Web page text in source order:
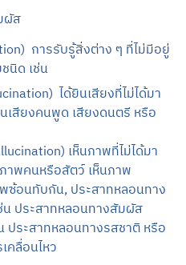
ผัส
การรับรู้สิ่งต่าง ๆ ที่ไม่มีอยู่
นิด เช่น
ได้ยินเสียงที่ไม่ได้มา
เสียงคนพูด เสียงดนตรี หรือ
เห็นภาพที่ไม่ได้มา
าพคนหรือสัตว์ เห็นภาพ
ซ้อนทับกัน, ประสาทหลอนทาง
ประสาทหลอนทางสัมผัส
ประสาทหลอนทางรสชาติ หรือ
คลื่อนไหว